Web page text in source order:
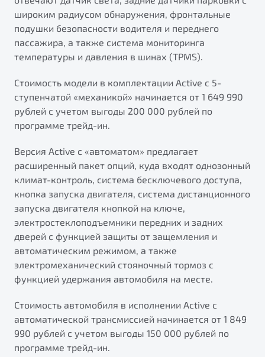
широким радиусом обнаружения, фронтальные
подушки безопасности водителя и переднего
пассажира, а также система мониторинга
температуры и давления в шинах (TPMS).
Стоимость модели в комплектации Active с 5-
ступенчатой «механикой» начинается от 1 649 990
рублей с учетом выгоды 200 000 рублей по
программе трейд-ин.
Версия Active с «автоматом» предлагает
расширенный пакет опций, куда входят однозонный
климат-контроль, система бесключевого доступа,
кнопка запуска двигателя, система дистанционного
запуска двигателя кнопкой на ключе,
электростеклоподъемники передних и задних
дверей с функцией защиты от защемления и
автоматическим режимом, а также
электромеханический стояночный тормоз с
функцией удержания автомобиля на месте.
Стоимость автомобиля в исполнении Active с
автоматической трансмиссией начинается от 1 849
990 рублей с учетом выгоды 150 000 рублей по
программе трейд-ин.